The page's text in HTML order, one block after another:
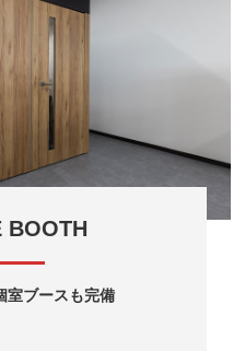
BOOTH
室ブースも完備